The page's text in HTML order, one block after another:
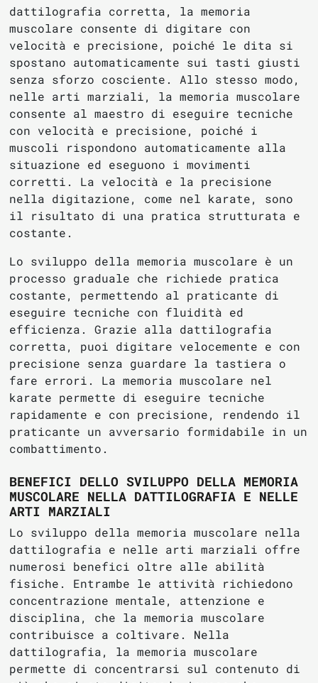
dattilografia corretta, la memoria
muscolare consente di digitare con
velocità e precisione, poiché le dita si
spostano automaticamente sui tasti giusti
senza sforzo cosciente. Allo stesso modo,
nelle arti marziali, la memoria muscolare
consente al maestro di eseguire tecniche
con velocità e precisione, poiché i
muscoli rispondono automaticamente alla
situazione ed eseguono i movimenti
corretti. La velocità e la precisione
nella digitazione, come nel karate, sono
il risultato di una pratica strutturata e
costante.
Lo sviluppo della memoria muscolare è un
processo graduale che richiede pratica
costante, permettendo al praticante di
eseguire tecniche con fluidità ed
efficienza. Grazie alla dattilografia
corretta, puoi digitare velocemente e con
precisione senza guardare la tastiera o
fare errori. La memoria muscolare nel
karate permette di eseguire tecniche
rapidamente e con precisione, rendendo il
praticante un avversario formidabile in un
combattimento.
BENEFICI DELLO SVILUPPO DELLA MEMORIA
MUSCOLARE NELLA DATTILOGRAFIA E NELLE
ARTI MARZIALI
Lo sviluppo della memoria muscolare nella
dattilografia e nelle arti marziali offre
numerosi benefici oltre alle abilità
fisiche. Entrambe le attività richiedono
concentrazione mentale, attenzione e
disciplina, che la memoria muscolare
contribuisce a coltivare. Nella
dattilografia, la memoria muscolare
permette di concentrarsi sul contenuto di